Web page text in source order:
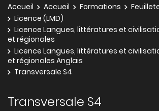
Accueil Accueil Formations
Licence (LMD)
Licence Langues, littératures et
et régionales
Licence Langues, littératures et
et régionales Anglais
Transversale S4
Transversale S4